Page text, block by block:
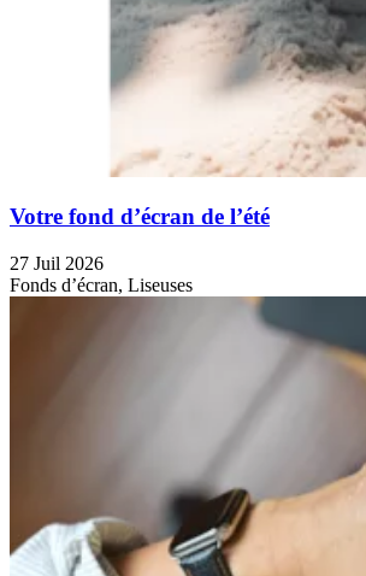
Votre fond d’écran de l’été
27 Juil 2026
Fonds d’écran, Liseuses